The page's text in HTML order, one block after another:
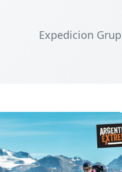
Expedicion